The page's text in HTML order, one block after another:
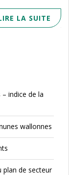
LA SUITE
indice de la
wallonnes
plan de secteur